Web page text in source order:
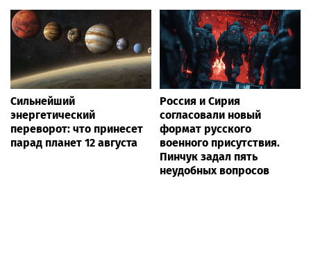
Сильнейший
энергетический
переворот: что принесет
парад планет 12 августа
Россия и Сирия
согласовали новый
формат русского
военного присутствия.
Пинчук задал пять
неудобных вопросов